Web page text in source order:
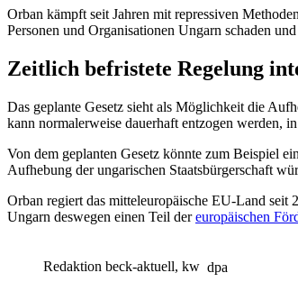
Orban kämpft seit Jahren mit repressiven
Personen und Organisationen Ungarn schaden
Zeitlich befristete Regelung
Das geplante Gesetz sieht als Möglichkeit die
kann normalerweise dauerhaft entzogen werden,
Von dem geplanten Gesetz könnte zum Beispiel
Aufhebung der ungarischen Staatsbürgerschaft
Orban regiert das mitteleuropäische EU-Land
Ungarn deswegen einen Teil dereuropäischen
Redaktion beck-aktuell, kw dpa